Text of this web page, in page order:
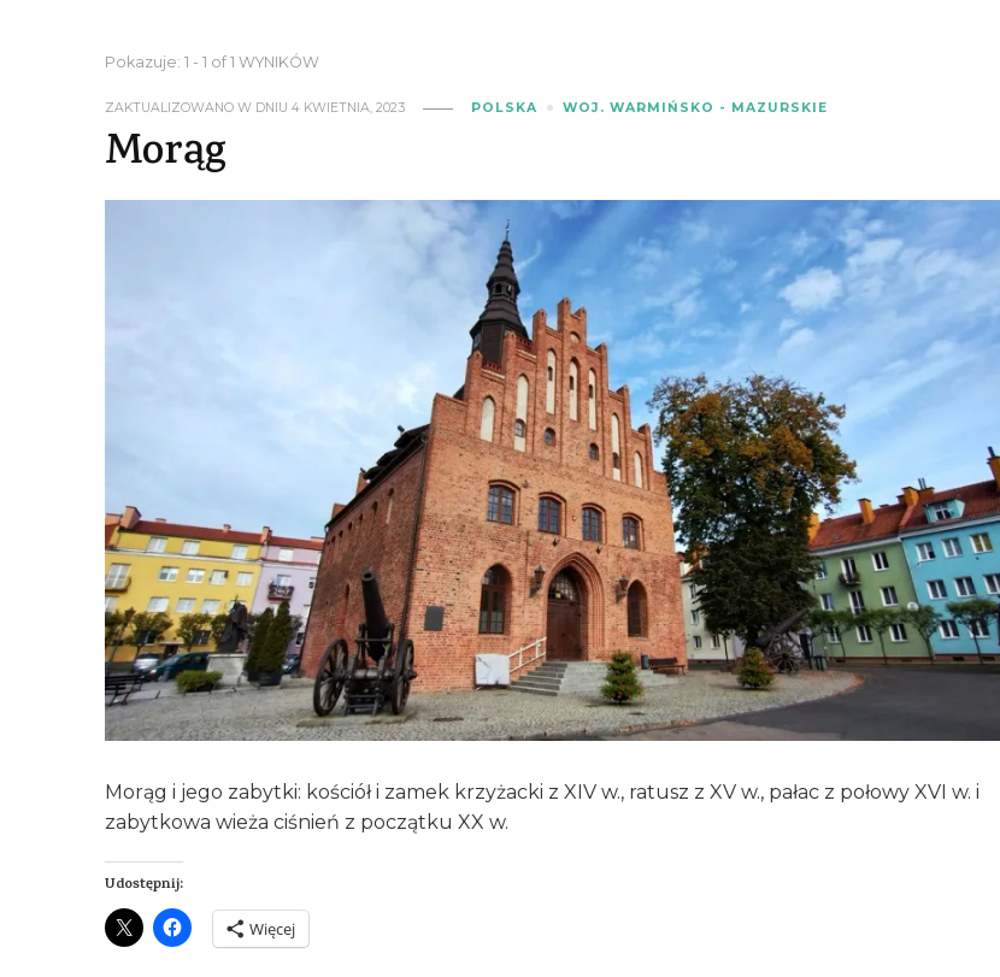
Pokazuje: 1 - 1 of 1 WYNIKÓW
ZAKTUALIZOWANO W DNIU4 KWIETNIA, 2023 POLSKA WOJ. WARMIŃSKO - MAZURSKIE
Morąg
Morąg i jego zabytki: kościół i zamek krzyżacki z XIV w., ratusz z XV w., pałac z połowy XVI w. i
zabytkowa wieża ciśnień z początku XX w.
Udostępnij:
Więcej